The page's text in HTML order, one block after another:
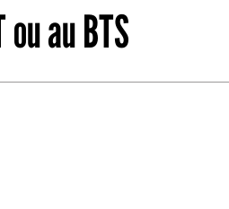
Après la 3eme
au BTS